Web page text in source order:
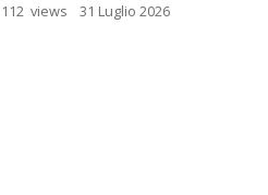
112 views
31 Luglio 2026